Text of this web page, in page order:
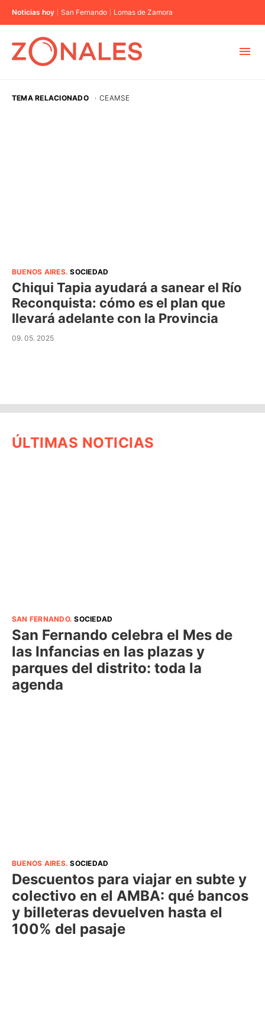
Noticias hoy San Fernando Lomas de Zamora
TEMA RELACIONADO · CEAMSE
BUENOS AIRES.SOCIEDAD
Chiqui Tapia ayudará a sanear el Río
Reconquista: cómo es el plan que
llevará adelante con la Provincia
09. 05. 2025
ÚLTIMAS NOTICIAS
SAN FERNANDO.SOCIEDAD
San Fernando celebra el Mes de
las Infancias en las plazas y
parques del distrito: toda la
agenda
BUENOS AIRES.SOCIEDAD
Descuentos para viajar en subte y
colectivo en el AMBA: qué bancos
y billeteras devuelven hasta el
100% del pasaje